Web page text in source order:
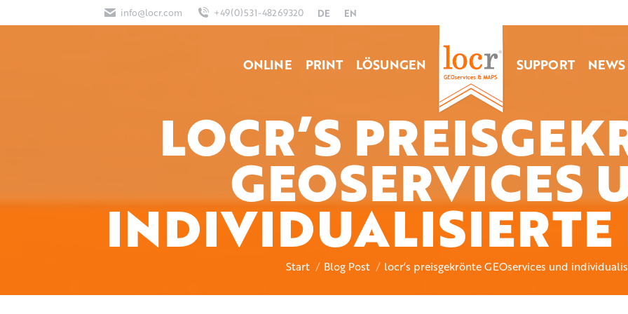
info@locr.com +49(0)531-48269320 DE EN
ONLINE PRINT LÖSUNGEN SUPPORT NEWS
LOCR’S
GEOSERVICES
INDIVIDUALISIERTE
Sie befinden sich hier:
Start Blog Post locr’s preisgekrönte GEOservices und